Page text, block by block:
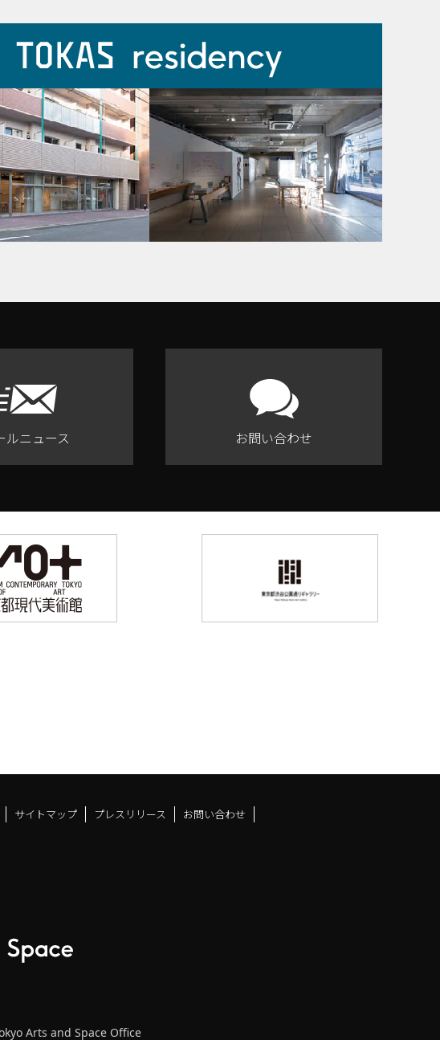
ルニュース お問い合わせ
サイトマップ プレスリリース お問い合わせ
ツアンドスペースfacebook
ルニュース
Arts and Space Office